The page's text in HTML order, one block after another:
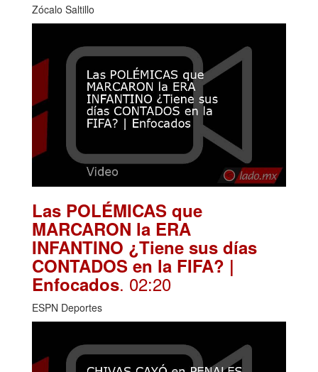
Zócalo Saltillo
Las POLÉMICAS que
MARCARON la ERA
INFANTINO ¿Tiene sus días
CONTADOS en la FIFA? |
Enfocados. 02:20
ESPN Deportes